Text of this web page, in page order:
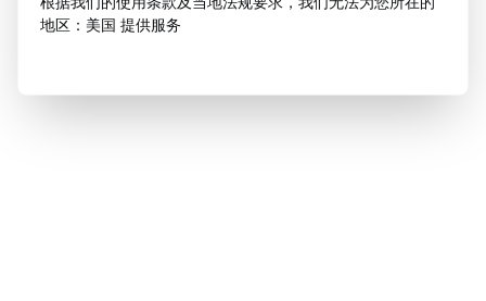
地区：美国 提供服务